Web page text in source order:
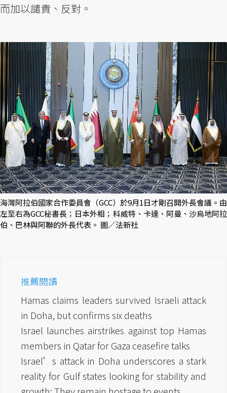
而加以譴責、反對。
海灣阿拉伯國家合作委員會（GCC）於9月1日才剛召開外長會議。由
左至右為GCC秘書長；日本外相；科威特、卡達、阿曼、沙烏地阿拉
伯、巴林與阿聯的外長代表。 圖／法新社
推薦閱讀
Hamas claims leaders survived Israeli attack
in Doha, but confirms six deaths
Israel launches airstrikes against top Hamas
members in Qatar for Gaza ceasefire talks
Israel’s attack in Doha underscores a stark
reality for Gulf states looking for stability and